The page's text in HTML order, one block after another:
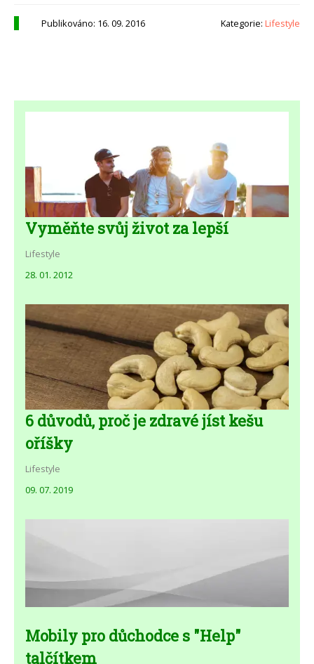
Publikováno: 16. 09. 2016 Kategorie: Lifestyle
Vyměňte svůj život za lepší
Lifestyle
28. 01. 2012
6 důvodů, proč je zdravé jíst kešu
oříšky
Lifestyle
09. 07. 2019
Mobily pro důchodce s "Help"
talčítkem